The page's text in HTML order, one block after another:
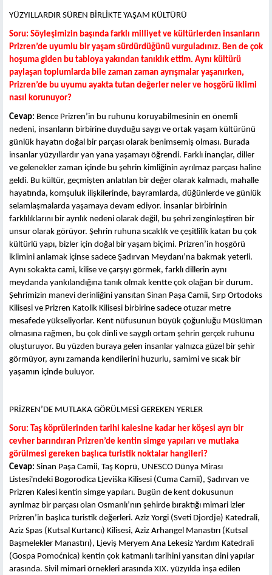
YÜZYILLARDIR SÜREN BİRLİKTE YAŞAM KÜLTÜRÜ
Soru: Söyleşimizin başında farklı milliyet ve kültürlerden insanların
Prizren’de uyumlu bir yaşam sürdürdüğünü vurguladınız. Ben de çok
hoşuma giden bu tabloya yakından tanıklık ettim. Aynı kültürü
paylaşan toplumlarda bile zaman zaman ayrışmalar yaşanırken,
Prizren’de bu uyumu ayakta tutan değerler neler ve hoşgörü iklimi
nasıl korunuyor?
Cevap: Bence Prizren’in bu ruhunu koruyabilmesinin en önemli
nedeni, insanların birbirine duyduğu saygı ve ortak yaşam kültürünü
günlük hayatın doğal bir parçası olarak benimsemiş olması. Burada
insanlar yüzyıllardır yan yana yaşamayı öğrendi. Farklı inançlar, diller
ve gelenekler zaman içinde bu şehrin kimliğinin ayrılmaz parçası haline
geldi. Bu kültür, geçmişten anlatılan bir değer olarak kalmadı, mahalle
hayatında, komşuluk ilişkilerinde, bayramlarda, düğünlerde ve günlük
selamlaşmalarda yaşamaya devam ediyor. İnsanlar birbirinin
farklılıklarını bir ayrılık nedeni olarak değil, bu şehri zenginleştiren bir
unsur olarak görüyor. Şehrin ruhuna sıcaklık ve çeşitlilik katan bu çok
kültürlü yapı, bizler için doğal bir yaşam biçimi. Prizren’in hoşgörü
iklimini anlamak içinse sadece Şadırvan Meydanı’na bakmak yeterli.
Aynı sokakta cami, kilise ve çarşıyı görmek, farklı dillerin aynı
meydanda yankılandığına tanık olmak kentte çok olağan bir durum.
Şehrimizin manevi derinliğini yansıtan Sinan Paşa Camii, Sırp Ortodoks
Kilisesi ve Prizren Katolik Kilisesi birbirine sadece otuzar metre
mesafede yükseliyorlar. Kent nüfusunun büyük çoğunluğu Müslüman
olmasına rağmen, bu çok dinli ve saygılı ortam şehrin gerçek ruhunu
oluşturuyor. Bu yüzden buraya gelen insanlar yalnızca güzel bir şehir
görmüyor, aynı zamanda kendilerini huzurlu, samimi ve sıcak bir
yaşamın içinde buluyor.
PRİZREN’DE MUTLAKA GÖRÜLMESİ GEREKEN YERLER
Soru: Taş köprülerinden tarihi kalesine kadar her köşesi ayrı bir
cevher barındıran Prizren’de kentin simge yapıları ve mutlaka
görülmesi gereken başlıca turistik noktalar hangileri?
Cevap: Sinan Paşa Camii, Taş Köprü, UNESCO Dünya Mirası
Listesi'ndeki Bogorodica Ljeviška Kilisesi (Cuma Camii), Şadırvan ve
Prizren Kalesi kentin simge yapıları. Bugün de kent dokusunun
ayrılmaz bir parçası olan Osmanlı’nın şehirde bıraktığı mimari izler
Prizren’in başlıca turistik değerleri. Aziz Yorgi (Sveti Djordje) Katedrali,
Aziz Spas (Kutsal Kurtarıcı) Kilisesi, Aziz Arhangel Manastırı (Kutsal
Başmelekler Manastırı), Ljeviş Meryem Ana Lekesiz Yardım Katedrali
(Gospa Pomoćnica) kentin çok katmanlı tarihini yansıtan dini yapılar
arasında. Sivil mimari örnekleri arasında XIX. yüzyılda inşa edilen